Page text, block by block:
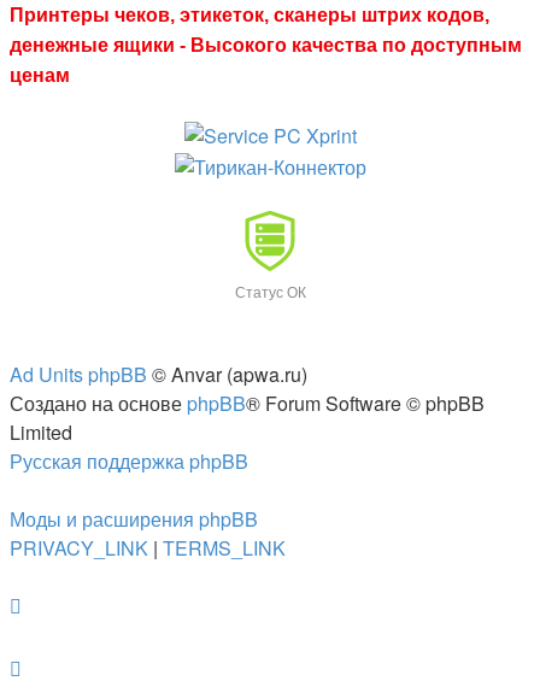
Принтеры чеков, этикеток, сканеры штрих кодов,
денежные ящики - Высокого качества по доступным
ценам
Статус ОК
Ad Units phpBB © Anvar (apwa.ru)
Создано на основе phpBB® Forum Software © phpBB
Limited
Русская поддержка phpBB
Моды и расширения phpBB
PRIVACY_LINK | TERMS_LINK